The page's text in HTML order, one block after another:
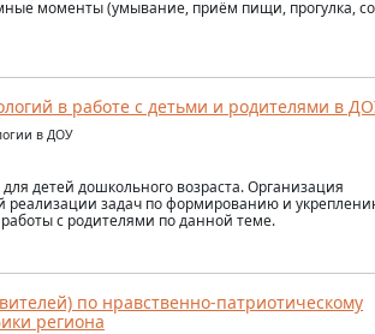
моменты (умывание, приём пищи, прогулка,
в работе с детьми и родителями в
в ДОУ
детей дошкольного возраста. Организация
реализации задач по формированию и
с родителями по данной теме.
по нравственно-патриотическому
региона